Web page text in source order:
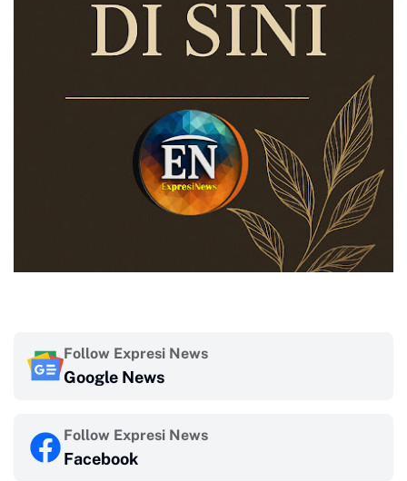
Follow Expresi News
Google News
Follow Expresi News
Facebook